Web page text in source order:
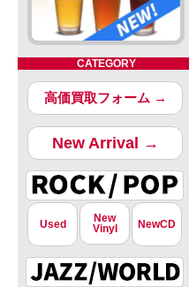
CATEGORY
高価買取フォーム →
New Arrival →
Used
New
Vinyl
NewCD